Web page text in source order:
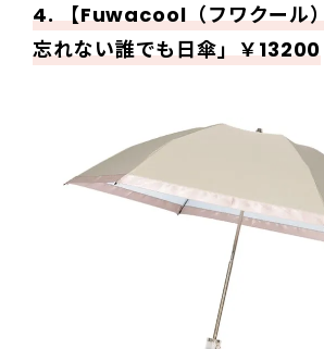
4. 【Fuwacool（フワクール
忘れない誰でも日傘」￥13200